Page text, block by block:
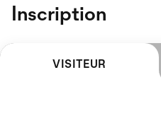
Inscription
VISITEUR